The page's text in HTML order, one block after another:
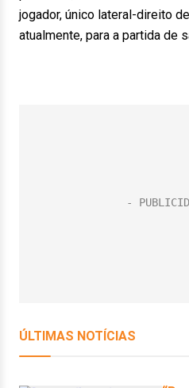
jogador, único lateral-direito
atualmente, para a partida de